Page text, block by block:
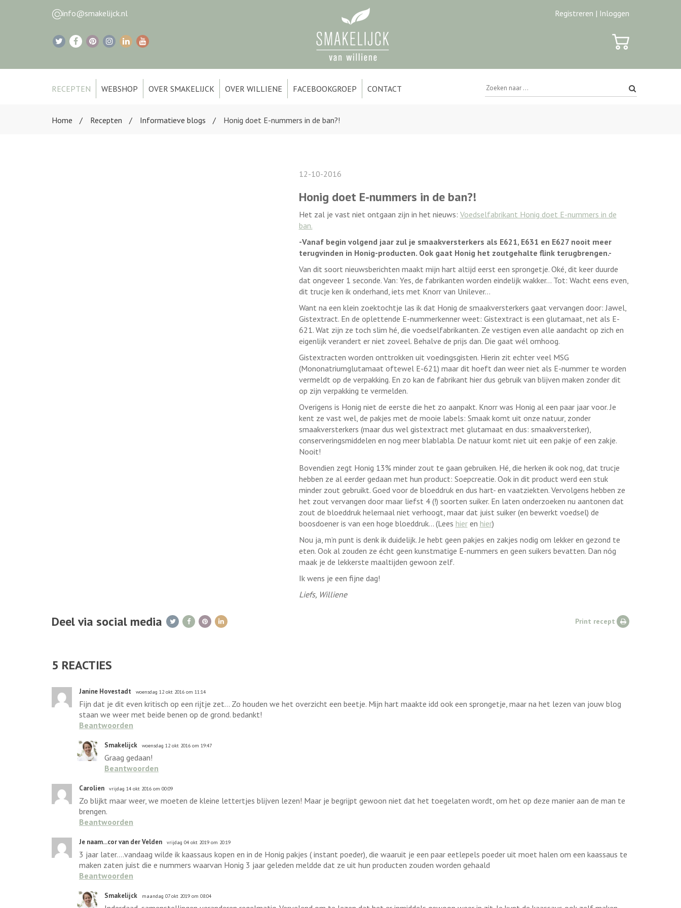
info@smakelijck.nl Registreren | Inloggen
RECEPTEN WEBSHOP OVER SMAKELIJCK OVER WILLIENE FACEBOOKGROEP CONTACT
Home Recepten Informatieve blogs Honig doet E-nummers in de ban?!
12-10-2016
Honig doet E-nummers in de ban?!
Het zal je vast niet ontgaan zijn in het nieuws: Voedselfabrikant Honig doet E-nummers in de
ban.
-Vanaf begin volgend jaar zul je smaakversterkers als E621, E631 en E627 nooit meer
terugvinden in Honig-producten. Ook gaat Honig het zoutgehalte flink terugbrengen.-
Van dit soort nieuwsberichten maakt mijn hart altijd eerst een sprongetje. Oké, dit keer duurde
dat ongeveer 1 seconde. Van: Yes, de fabrikanten worden eindelijk wakker… Tot: Wacht eens even,
dit trucje ken ik onderhand, iets met Knorr van Unilever…
Want na een klein zoektochtje las ik dat Honig de smaakversterkers gaat vervangen door: Jawel,
Gistextract. En de oplettende E-nummerkenner weet: Gistextract is een glutamaat, net als E-
621. Wat zijn ze toch slim hé, die voedselfabrikanten. Ze vestigen even alle aandacht op zich en
eigenlijk verandert er niet zoveel. Behalve de prijs dan. Die gaat wél omhoog.
Gistextracten worden onttrokken uit voedingsgisten. Hierin zit echter veel MSG
(Mononatriumglutamaat oftewel E-621) maar dit hoeft dan weer niet als E-nummer te worden
vermeldt op de verpakking. En zo kan de fabrikant hier dus gebruik van blijven maken zonder dit
op zijn verpakking te vermelden.
Overigens is Honig niet de eerste die het zo aanpakt. Knorr was Honig al een paar jaar voor. Je
kent ze vast wel, de pakjes met de mooie labels: Smaak komt uit onze natuur, zonder
smaakversterkers (maar dus wel gistextract met glutamaat en dus: smaakversterker),
conserveringsmiddelen en nog meer blablabla. De natuur komt niet uit een pakje of een zakje.
Nooit!
Bovendien zegt Honig 13% minder zout te gaan gebruiken. Hé, die herken ik ook nog, dat trucje
hebben ze al eerder gedaan met hun product: Soepcreatie. Ook in dit product werd een stuk
minder zout gebruikt. Goed voor de bloeddruk en dus hart- en vaatziekten. Vervolgens hebben ze
het zout vervangen door maar liefst 4 (!) soorten suiker. En laten onderzoeken nu aantonen dat
zout de bloeddruk helemaal niet verhoogt, maar dat juist suiker (en bewerkt voedsel) de
boosdoener is van een hoge bloeddruk… (Lees hieren hier)
Nou ja, m’n punt is denk ik duidelijk. Je hebt geen pakjes en zakjes nodig om lekker en gezond te
eten. Ook al zouden ze écht geen kunstmatige E-nummers en geen suikers bevatten. Dan nóg
maak je de lekkerste maaltijden gewoon zelf.
Ik wens je een fijne dag!
Liefs, Williene
Deel via social media Print recept
5 REACTIES
Janine Hovestadt woensdag 12 okt 2016 om 11:14
Fijn dat je dit even kritisch op een rijtje zet... Zo houden we het overzicht een beetje. Mijn hart maakte idd ook een sprongetje, maar na het lezen van jouw blog
staan we weer met beide benen op de grond. bedankt!
Beantwoorden
Smakelijck woensdag 12 okt 2016 om 19:47
Graag gedaan!
Beantwoorden
Carolien vrijdag 14 okt 2016 om 00:09
Zo blijkt maar weer, we moeten de kleine lettertjes blijven lezen! Maar je begrijpt gewoon niet dat het toegelaten wordt, om het op deze manier aan de man te
brengen.
Beantwoorden
Je naam...cor van der Velden vrijdag 04 okt 2019 om 20:19
3 jaar later....vandaag wilde ik kaassaus kopen en in de Honig pakjes ( instant poeder), die waaruit je een paar eetlepels poeder uit moet halen om een kaassaus te
maken zaten juist die e nummers waarvan Honig 3 jaar geleden meldde dat ze uit hun producten zouden worden gehaald
Beantwoorden
Smakelijck maandag 07 okt 2019 om 08:04